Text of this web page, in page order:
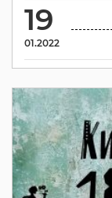
19
01.2022